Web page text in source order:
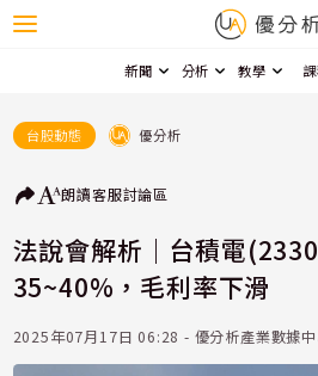
新聞 分析 教學
台股動態 優分析
朗讀客服討論區
法說會解析｜台積電
35~40%，毛利率下滑
2025年07月17日 06:28 - 優分析產業數據